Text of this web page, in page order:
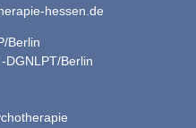
hessen.de
Berlin
DGNLPT/Berlin